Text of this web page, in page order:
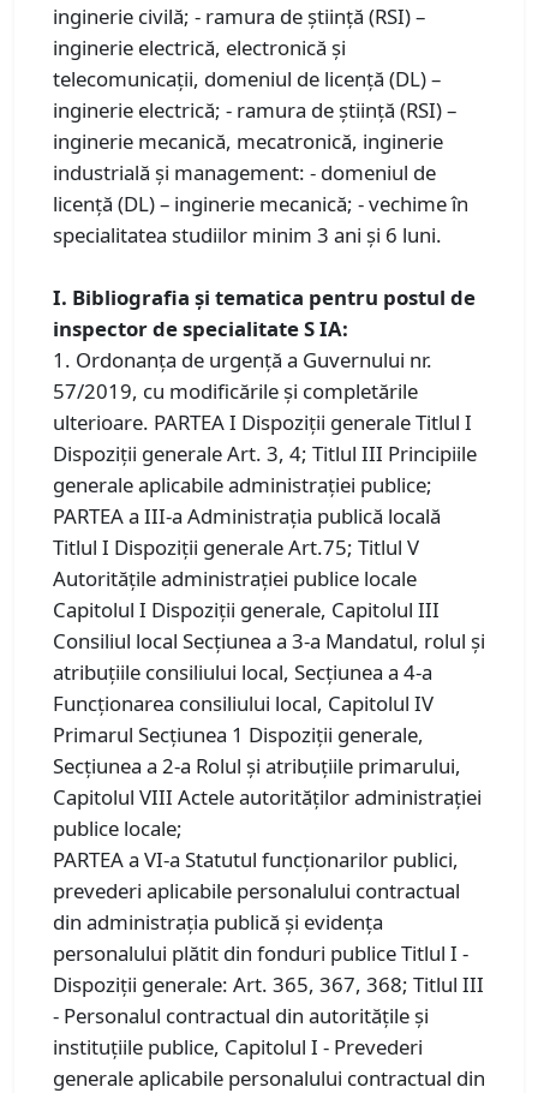
inginerie civilă; - ramura de știință (RSI) –
inginerie electrică, electronică și
telecomunicații, domeniul de licenţă (DL) –
inginerie electrică; - ramura de știință (RSI) –
inginerie mecanică, mecatronică, inginerie
industrială și management: - domeniul de
licenţă (DL) – inginerie mecanică; - vechime în
specialitatea studiilor minim 3 ani și 6 luni.
I. Bibliografia și tematica pentru postul de
inspector de specialitate S IA:
1. Ordonanța de urgență a Guvernului nr.
57/2019, cu modificările şi completările
ulterioare. PARTEA I Dispoziţii generale Titlul I
Dispoziţii generale Art. 3, 4; Titlul III Principiile
generale aplicabile administraţiei publice;
PARTEA a III-a Administraţia publică locală
Titlul I Dispoziţii generale Art.75; Titlul V
Autorităţile administraţiei publice locale
Capitolul I Dispoziţii generale, Capitolul III
Consiliul local Secţiunea a 3-a Mandatul, rolul şi
atribuţiile consiliului local, Secţiunea a 4-a
Funcţionarea consiliului local, Capitolul IV
Primarul Secţiunea 1 Dispoziţii generale,
Secţiunea a 2-a Rolul şi atribuţiile primarului,
Capitolul VIII Actele autorităţilor administraţiei
publice locale;
PARTEA a VI-a Statutul funcţionarilor publici,
prevederi aplicabile personalului contractual
din administraţia publică şi evidenţa
personalului plătit din fonduri publice Titlul I -
Dispoziţii generale: Art. 365, 367, 368; Titlul III
- Personalul contractual din autorităţile şi
instituţiile publice, Capitolul I - Prevederi
generale aplicabile personalului contractual din